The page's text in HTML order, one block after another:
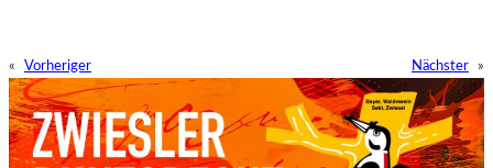
« Vorheriger Nächster »